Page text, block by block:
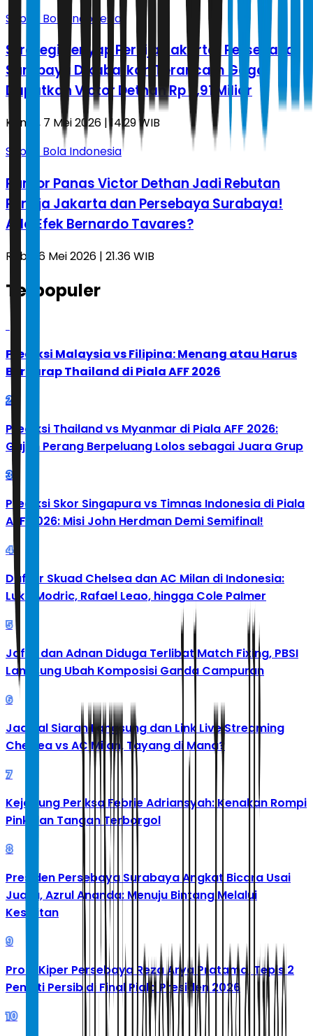
Sepak Bola Indonesia
Strategi Senyap Persija Jakarta! Persebaya
Surabaya Dikabarkan Terancam Gagal
Dapatkan Victor Dethan Rp 3,91 Miliar
Kamis, 7 Mei 2026 | 14.29 WIB
Sepak Bola Indonesia
Rumor Panas Victor Dethan Jadi Rebutan
Persija Jakarta dan Persebaya Surabaya!
Ada Efek Bernardo Tavares?
Rabu, 6 Mei 2026 | 21.36 WIB
Terpopuler
Prediksi Malaysia vs Filipina: Menang atau Harus
Berharap Thailand di Piala AFF 2026
2
Prediksi Thailand vs Myanmar di Piala AFF 2026:
Gajah Perang Berpeluang Lolos sebagai Juara Grup
3
Prediksi Skor Singapura vs Timnas Indonesia di Piala
AFF 2026: Misi John Herdman Demi Semifinal!
4
Daftar Skuad Chelsea dan AC Milan di Indonesia:
Luka Modric, Rafael Leao, hingga Cole Palmer
5
Jafar dan Adnan Diduga Terlibat Match Fixing, PBSI
Langsung Ubah Komposisi Ganda Campuran
6
Jadwal Siaran Langsung dan Link Live Streaming
Chelsea vs AC Milan, Tayang di Mana?
7
Kejagung Periksa Febrie Adriansyah: Kenakan Rompi
Pink dan Tangan Terborgol
8
Presiden Persebaya Surabaya Angkat Bicara Usai
Juara, Azrul Ananda: Menuju Bintang Melalui
Kesulitan
9
Profil Kiper Persebaya Reza Arya Pratama, Tepis 2
Penalti Persib di Final Piala Presiden 2026
10